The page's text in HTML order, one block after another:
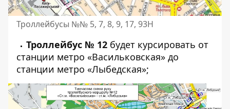
Троллейбусы №№ 5, 7, 8, 9, 17, 93Н
Троллейбус № 12 будет курсировать от
станции метро «Васильковская» до
станции метро «Лыбедская»;